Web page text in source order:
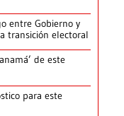
entre Gobierno y
transición electoral
de este
para este